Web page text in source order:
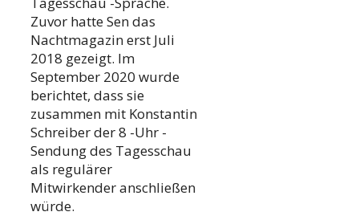
Zuvor hatte Sen das
Nachtmagazin erst Juli
2018 gezeigt. Im
September 2020 wurde
berichtet, dass sie
zusammen mit Konstantin
Schreiber der 8 -Uhr -
Sendung des Tagesschau
als regulärer
Mitwirkender anschließen
würde.